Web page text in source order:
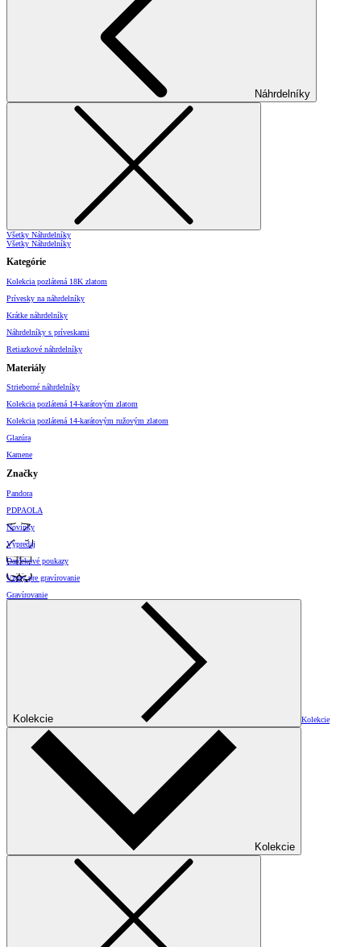
Náhrdelníky
Všetky Náhrdelníky
Všetky Náhrdelníky
Kategórie
Kolekcia pozlátená 18K zlatom
Prívesky na náhrdelníky
Krátke náhrdelníky
Náhrdelníky s príveskami
Retiazkové náhrdelníky
Materiály
Strieborné náhrdelníky
Kolekcia pozlátená 14-karátovým zlatom
Kolekcia pozlátená 14-karátovým ružovým zlatom
Glazúra
Kamene
Značky
Pandora
PDPAOLA
Novinky
Výpredaj
Darčekové poukazy
Vzory pre gravírovanie
Gravírovanie
Kolekcie Kolekcie
Kolekcie